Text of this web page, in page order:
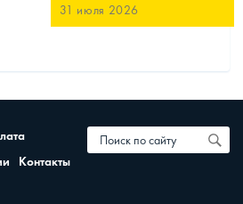
31 июля 2026
Контакты